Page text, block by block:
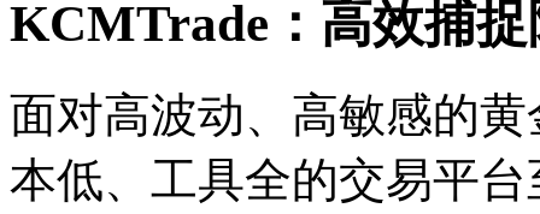
KCMTrade：高效捕
面对高波动、高敏感的
本低、工具全的交易平